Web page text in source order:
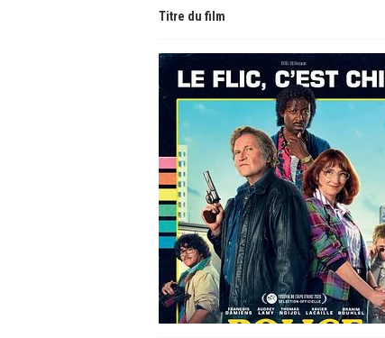
Titre du film